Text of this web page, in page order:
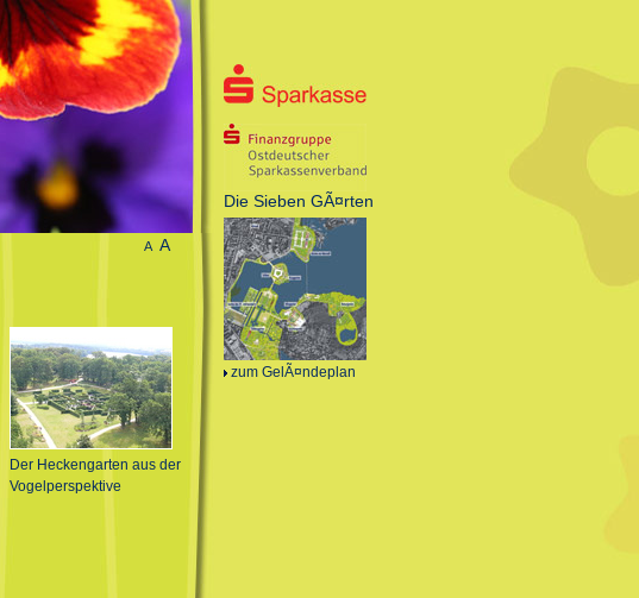
A A
Der Heckengarten aus der
Vogelperspektive
Die Sieben GÃ¤rten
zum GelÃ¤ndeplan